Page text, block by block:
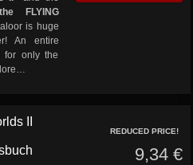
FLYING
is huge
An entire
for only the
II
REDUCED PRICE!
9,34 €